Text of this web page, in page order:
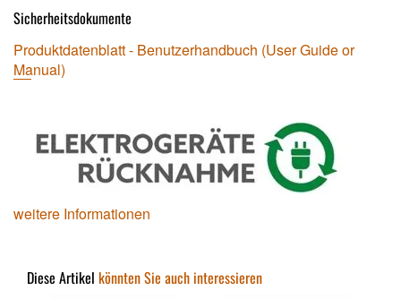
Sicherheitsdokumente
Produktdatenblatt - Benutzerhandbuch (User Guide or
Manual)
weitere Informationen
Diese Artikel könnten Sie auch interessieren